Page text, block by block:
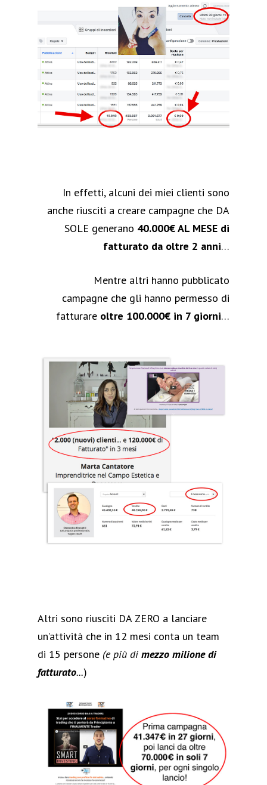
In effetti, alcuni dei miei clienti sono
anche riusciti a creare campagne che DA
SOLE generano 40.000€ AL MESE di
fatturato da oltre 2 anni…
Mentre altri hanno pubblicato
campagne che gli hanno permesso di
fatturare oltre 100.000€ in 7 giorni…
Altri sono riusciti DA ZERO a lanciare
un’attività che in 12 mesi conta un team
di 15 persone (e più di mezzo milione di
fatturato...)